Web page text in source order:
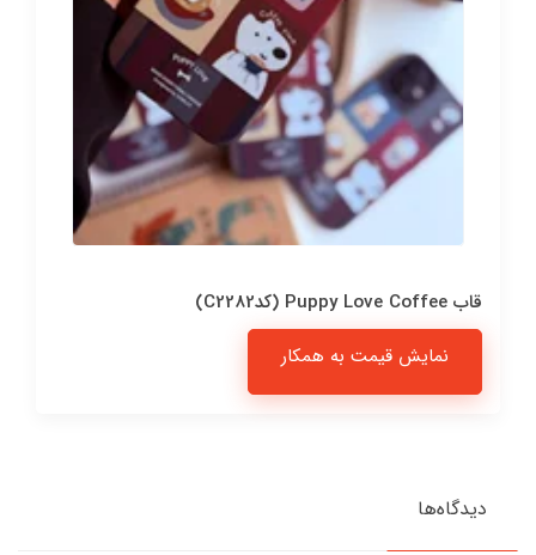
قاب Puppy Love Coffee (کدC2282)
نمایش قیمت به همکار
دیدگاه‌ها